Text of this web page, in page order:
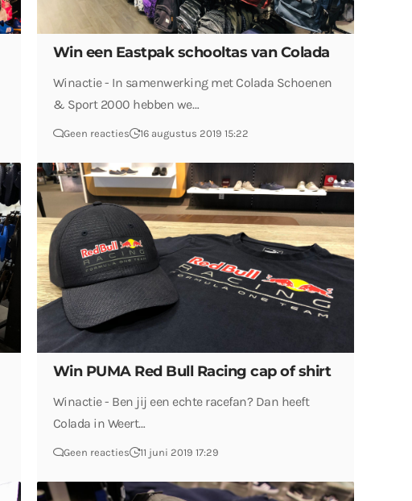
Win een Eastpak schooltas van Colada
Winactie - In samenwerking met Colada Schoenen
& Sport 2000 hebben we…
Geen reacties 16 augustus 2019 15:22
Win PUMA Red Bull Racing cap of shirt
Winactie - Ben jij een echte racefan? Dan heeft
Colada in Weert…
Geen reacties 11 juni 2019 17:29